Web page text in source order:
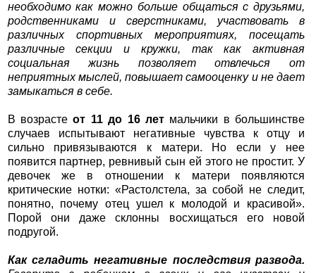
необходимо как можно больше общаться с друзьями,
родственниками и сверстниками, участвовать в
различных спортивных мероприятиях, посещать
различные секции и кружки, так как активная
социальная жизнь позволяет отвлечься от
неприятных мыслей, повышает самооценку и не дает
замыкаться в себе.
В возрастеот 11 до 16 летмальчики в большинстве
случаев испытывают негативные чувства к отцу и
сильно привязываются к матери. Но если у нее
появится партнер, ревнивый сын ей этого не простит. У
девочек же в отношении к матери появляются
критические нотки: «Растолстела, за собой не следит,
понятно, почему отец ушел к молодой и красивой».
Порой они даже склонны восхищаться его новой
подругой.
Как сгладить негативные последствия развода.